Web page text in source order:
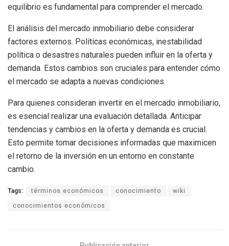
equilibrio es fundamental para comprender el mercado.
El análisis del mercado inmobiliario debe considerar
factores externos. Políticas económicas, inestabilidad
política o desastres naturales pueden influir en la oferta y
demanda. Estos cambios son cruciales para entender cómo
el mercado se adapta a nuevas condiciones.
Para quienes consideran invertir en el mercado inmobiliario,
es esencial realizar una evaluación detallada. Anticipar
tendencias y cambios en la oferta y demanda es crucial.
Esto permite tomar decisiones informadas que maximicen
el retorno de la inversión en un entorno en constante
cambio.
Tags: términos económicos conocimiento wiki
conocimientos económicos